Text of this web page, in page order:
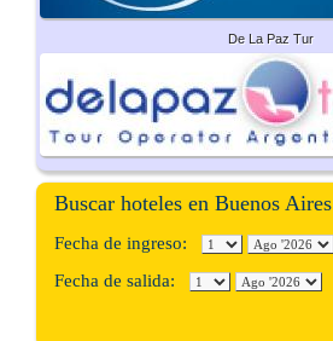
De La Paz Tur
Buscar hoteles en Buenos Aires
Fecha de ingreso:
Fecha de salida: